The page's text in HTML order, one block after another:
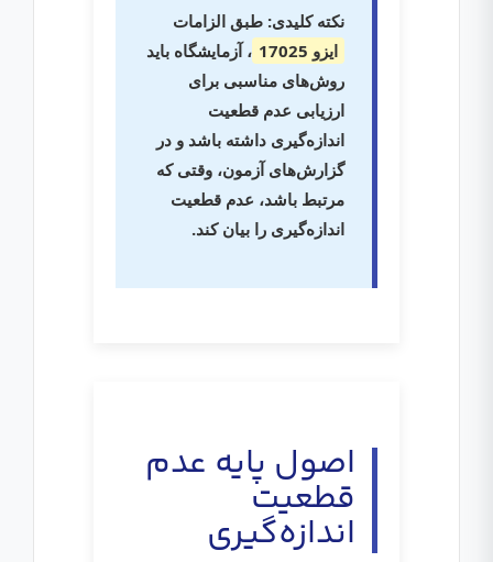
نکته کلیدی: طبق الزامات
ایزو 17025
، آزمایشگاه باید
روش‌های مناسبی برای
ارزیابی عدم قطعیت
اندازه‌گیری داشته باشد و در
گزارش‌های آزمون، وقتی که
مرتبط باشد، عدم قطعیت
اندازه‌گیری را بیان کند.
اصول پایه عدم
قطعیت
اندازه‌گیری